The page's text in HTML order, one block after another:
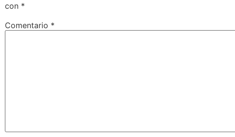
con *
Comentario *